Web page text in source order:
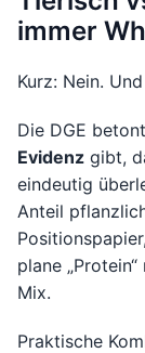
immer
Kurz: Nein.
Die DGE
Evidenz gibt,
eindeutig
Anteil
plane
Mix.
Praktische